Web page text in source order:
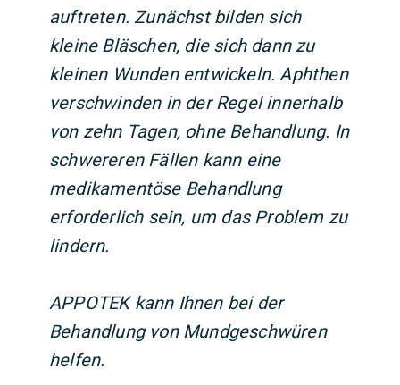
auftreten. Zunächst bilden sich
kleine Bläschen, die sich dann zu
kleinen Wunden entwickeln. Aphthen
verschwinden in der Regel innerhalb
von zehn Tagen, ohne Behandlung. In
schwereren Fällen kann eine
medikamentöse Behandlung
erforderlich sein, um das Problem zu
lindern.
APPOTEK kann Ihnen bei der
Behandlung von Mundgeschwüren
helfen.